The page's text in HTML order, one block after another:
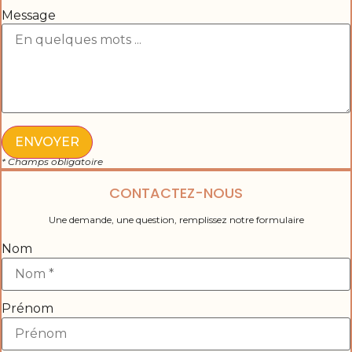
Message
ENVOYER
* Champs obligatoire
CONTACTEZ-NOUS
Une demande, une question, remplissez notre formulaire
Nom
Prénom